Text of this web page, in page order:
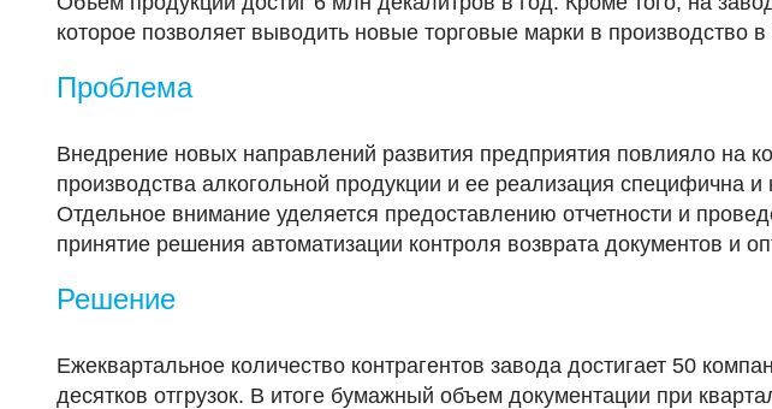
которое позволяет выводить новые торговые марки в производство
Проблема
Внедрение новых направлений развития предприятия повлияло на
производства алкогольной продукции и ее реализация специфична
Отдельное внимание уделяется предоставлению отчетности и
принятие решения автоматизации контроля возврата документов и
Решение
Ежеквартальное количество контрагентов завода достигает 50
десятков отгрузок. В итоге бумажный объем документации при